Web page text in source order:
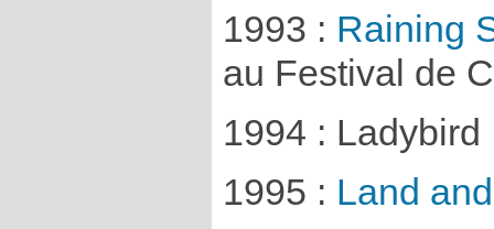
1993 : Raining
au Festival de
1994 : Ladybird
1995 : Land